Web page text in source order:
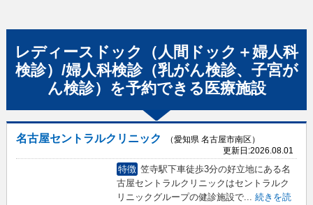
レディースドック（人間ドック＋婦人科
検診）/婦人科検診（乳がん検診、子宮が
ん検診） を予約できる 医療施設
名古屋セントラルクリニック
（愛知県 名古屋市南区）
更新日:2026.08.01
特徴 笠寺駅下車徒歩3分の好立地にある名
古屋セントラルクリニックはセントラルク
リニックグループの健診施設で... 続きを読